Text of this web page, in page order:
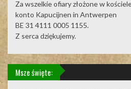
Za wszelkie ofiary złożone w
konto Kapucijnen in Antwerpen
BE 31 4111 0005 1155.
Z serca dziękujemy.
Msze święte: